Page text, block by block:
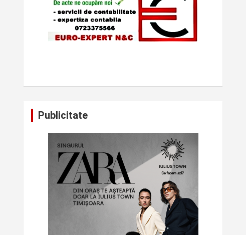
Publicitate